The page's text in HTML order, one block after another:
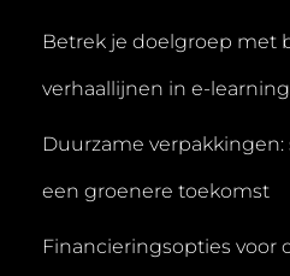
Betrek je doelgroep met
verhaallijnen in e-learning
Duurzame
een groenere toekomst
Financieringsopties voor